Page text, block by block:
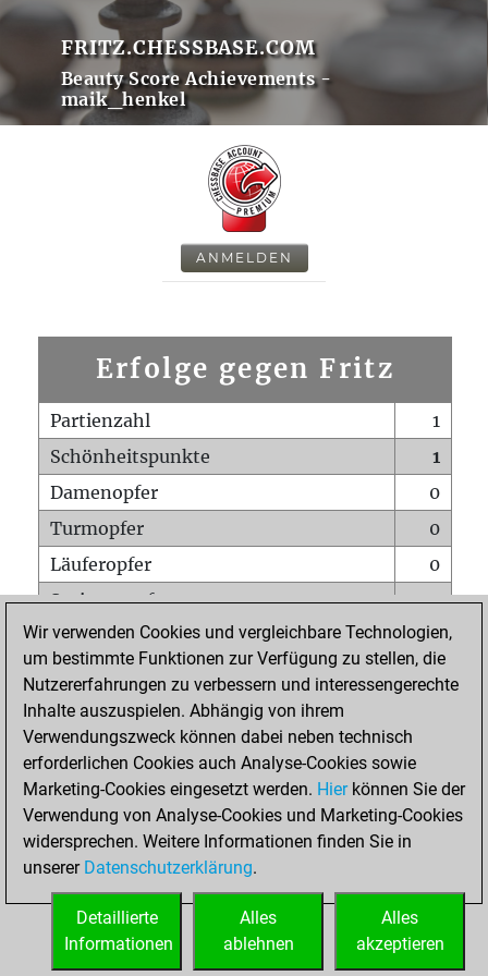
FRITZ.CHESSBASE.COM
Beauty Score Achievements -
maik_henkel
ANMELDEN
Erfolge gegen Fritz
Partienzahl
1
Schönheitspunkte
1
Damenopfer
0
Turmopfer
0
Läuferopfer
0
Springeropfer
0
Bauernopfer
0
Matt auf vollem Brett
0
Bauer setzt Matt
Erstickte Matts
Unterverwandlungen
0
Türme auf der siebten
0
STARTSEITE
Wir verwenden Cookies und vergleichbare Technologien,
um bestimmte Funktionen zur Verfügung zu stellen, die
Nutzererfahrungen zu verbessern und interessengerechte
Inhalte auszuspielen. Abhängig von ihrem
Verwendungszweck können dabei neben technisch
erforderlichen Cookies auch Analyse-Cookies sowie
Marketing-Cookies eingesetzt werden. Hierkönnen Sie der
Verwendung von Analyse-Cookies und Marketing-Cookies
widersprechen. Weitere Informationen finden Sie in
unserer Datenschutzerklärung.
Alles
akzeptieren
Alles
ablehnen
Detaillierte
Informationen